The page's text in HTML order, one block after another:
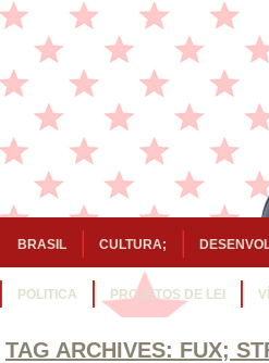
BRASIL CULTURA;
POLITICA PROJETOS DE LEI
TAG ARCHIVES: FUX;